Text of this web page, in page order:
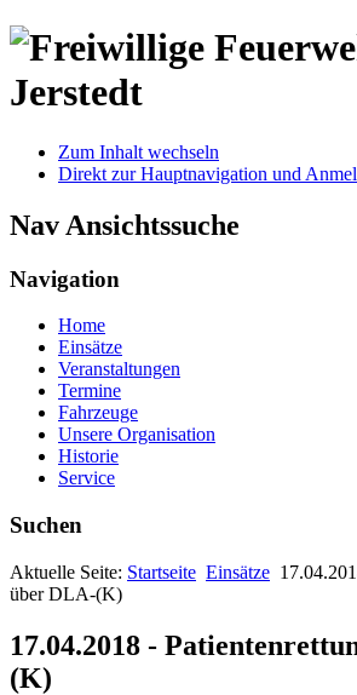
Zum Inhalt wechseln
Direkt zur Hauptnavigation und
Nav Ansichtssuche
Navigation
Home
Einsätze
Veranstaltungen
Termine
Fahrzeuge
Unsere Organisation
Historie
Service
Suchen
Aktuelle Seite: Startseite Einsätze
über DLA-(K)
17.04.2018 -
(K)